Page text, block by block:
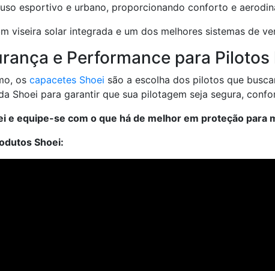
esportivo e urbano, proporcionando conforto e
viseira solar integrada e um dos melhores sistemas de
e Performance para Pilotos
os capacetes Shoei são a escolha dos pilotos que
Shoei para garantir que sua pilotagem seja segura,
e equipe-se com o que há de melhor em proteção para
Shoei: